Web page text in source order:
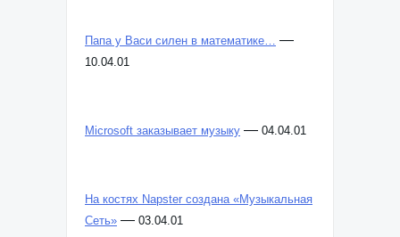
Папа у Васи силен в математике… —
10.04.01
Microsoft заказывает музыку — 04.04.01
На костях Napster создана «Музыкальная
Сеть» — 03.04.01